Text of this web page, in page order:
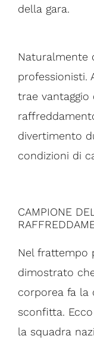
della gara.
Naturalmente
professionisti.
trae vantaggio
divertimento
condizioni di
CAMPIONE
Nel frattempo
dimostrato
corporea fa la
sconfitta.
la squadra